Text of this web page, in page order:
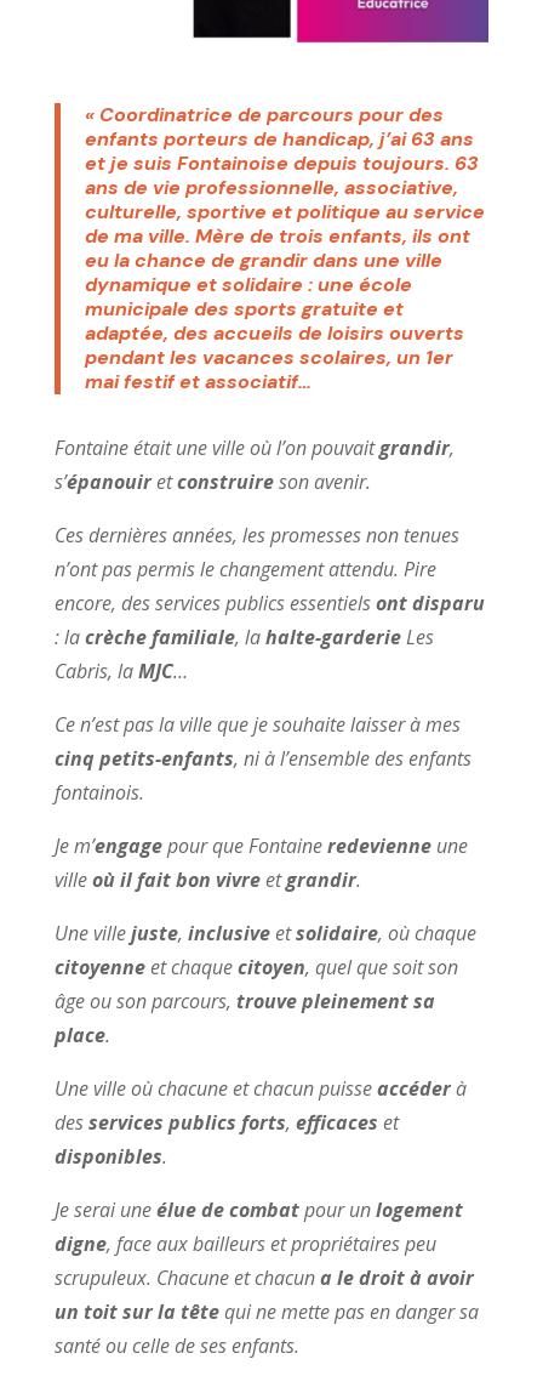
« Coordinatrice de parcours pour des
enfants porteurs de handicap, j’ai 63 ans
et je suis Fontainoise depuis toujours. 63
ans de vie professionnelle, associative,
culturelle, sportive et politique au service
de ma ville. Mère de trois enfants, ils ont
eu la chance de grandir dans une ville
dynamique et solidaire : une école
municipale des sports gratuite et
adaptée, des accueils de loisirs ouverts
pendant les vacances scolaires, un 1er
mai festif et associatif…
Fontaine était une ville où l’on pouvaitgrandir,
s’épanouiretconstruireson avenir.
Ces dernières années, les promesses non tenues
n’ont pas permis le changement attendu. Pire
encore, des services publics essentielsont disparu
: lacrèche familiale, lahalte-garderieLes
Cabris, laMJC…
Ce n’est pas la ville que je souhaite laisser à mes
cinq petits-enfants, ni à l’ensemble des enfants
fontainois.
Je m’engagepour que Fontaineredevienneune
villeoù il fait bon vivreetgrandir.
Une villejuste, inclusiveetsolidaire, où chaque
citoyenneet chaquecitoyen, quel que soit son
âge ou son parcours, trouve pleinement sa
place.
Une ville où chacune et chacun puisseaccéderà
desservices publics forts, efficaces et
disponibles.
Je serai uneélue de combatpour unlogement
digne, face aux bailleurs et propriétaires peu
scrupuleux. Chacune et chacuna le droit à avoir
un toit sur la têtequi ne mette pas en danger sa
santé ou celle de ses enfants.